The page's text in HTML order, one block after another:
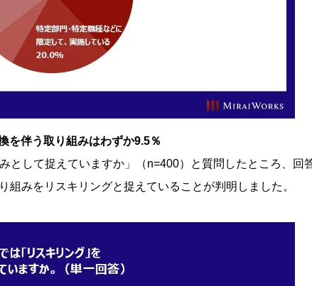
を伴う取り組みはわずか9.5％
として捉えていますか」（n=400）と質問したところ、回
みをリスキリングと捉えていることが判明しました。